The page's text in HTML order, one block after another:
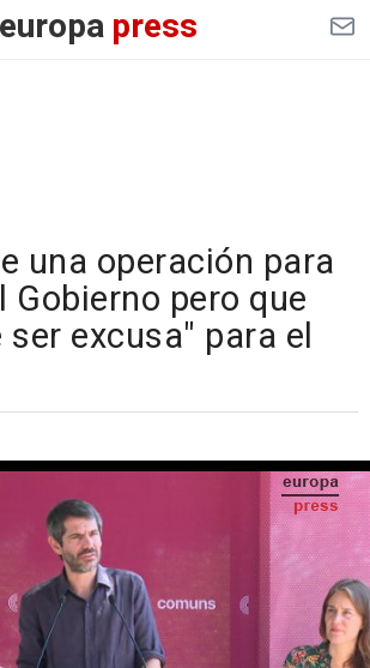
europapress
una operación para
Gobierno pero que
ser excusa" para el